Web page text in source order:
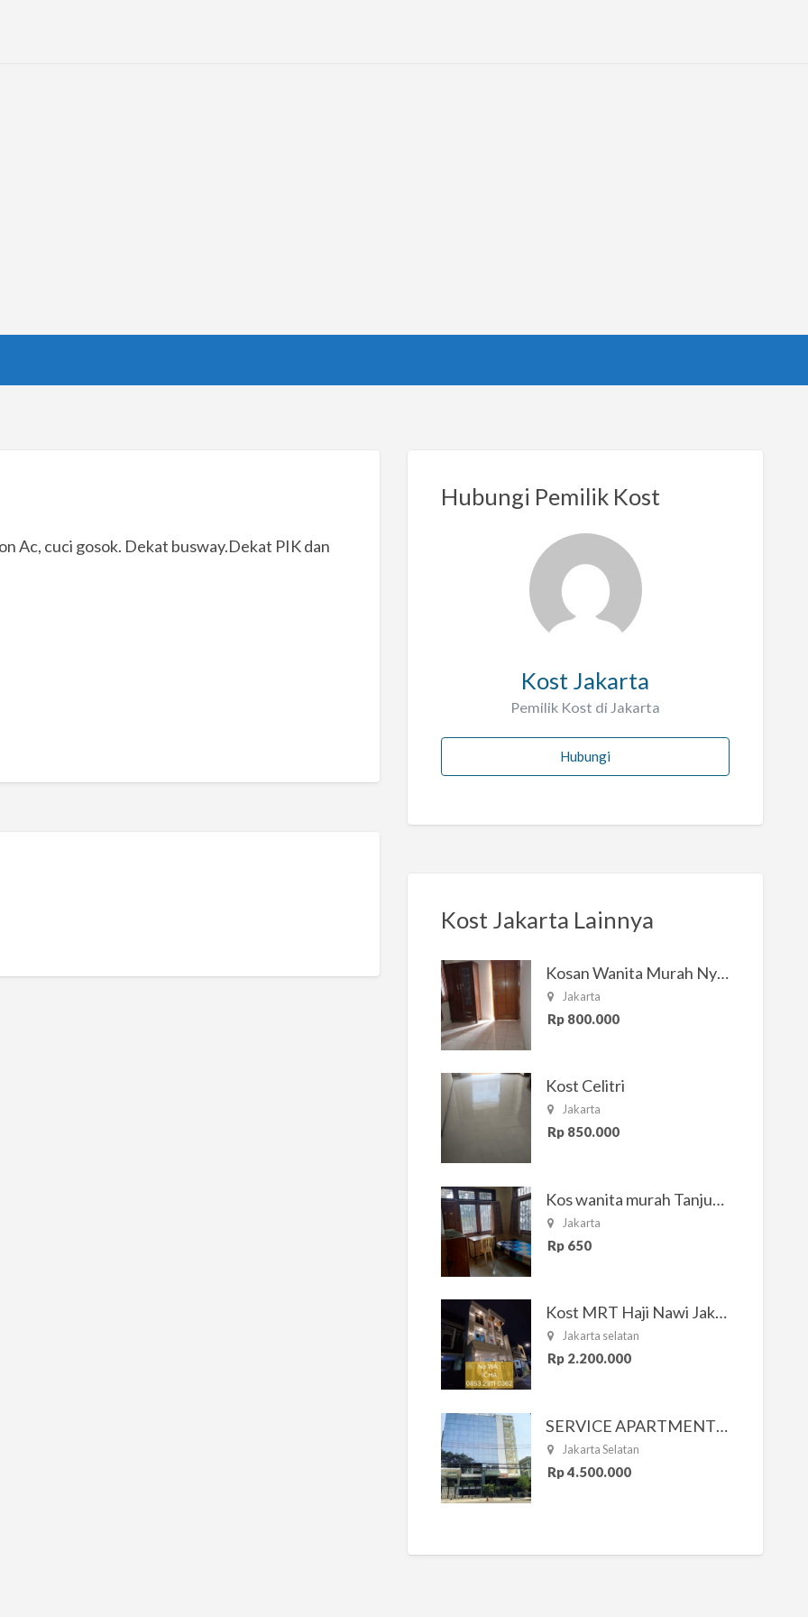
Ac, cuci gosok. Dekat busway.Dekat PIK dan
Hubungi Pemilik Kost
Kost Jakarta
Pemilik Kost di Jakarta
Hubungi
Kost Jakarta Lainnya
Kosan Wanita Murah Nyaman di Jakarta Selatan
Jakarta
Rp 800.000
Kost Celitri
Jakarta
Rp 850.000
Kos wanita murah Tanjung Duren Jakarta Barat
Jakarta
Rp 650
Kost MRT Haji Nawi Jakarta Selatan
Jakarta selatan
Rp 2.200.000
SERVICE APARTMENT SOUTH RESIDENCE
Jakarta Selatan
Rp 4.500.000